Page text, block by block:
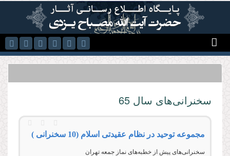
رفتن به محتوای اصلی
سخنرانی‌های سال 65
مجموعه توحید در نظام عقیدتی اسلام (10 سخنرانی )
سخنرانی‌هاى پیش از خطبه‌هاى نماز جمعه تهران